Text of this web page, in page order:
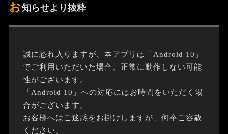
お知らせより抜粋
誠に恐れ入りますが、本アプリは「Android 10」
でご利用いただいた場合、正常に動作しない可能
性がございます。
「Android 10」への対応にはお時間をいただく場
合がございます。
お客様へはご迷惑をお掛けしますが、何卒ご容赦
ください。